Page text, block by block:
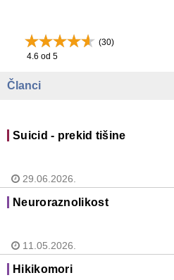
(30)
4.6 od 5
Članci
Suicid - prekid tišine
29.06.2026.
Neuroraznolikost
11.05.2026.
Hikikomori